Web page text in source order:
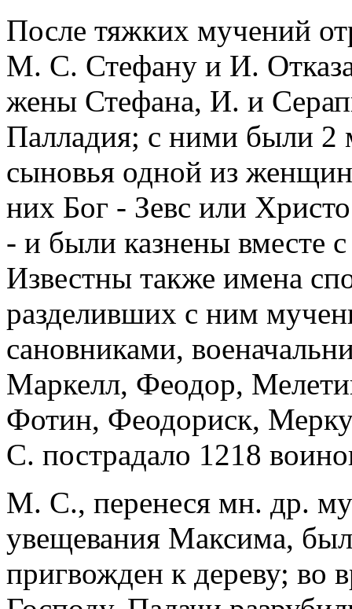
После тяжких мучений
М. С. Стефану и И.
жены Стефана, И. и
Палладия; с ними были 2
сыновья одной из
них Бог - Зевс или
- и были казнены вместе
Известны также имена
разделивших с ним
сановниками,
Маркелл, Феодор,
Фотин, Феодориск,
С. пострадало 1218
М. С., перенеся мн. др.
увещевания Максима,
пригвожден к дереву; во